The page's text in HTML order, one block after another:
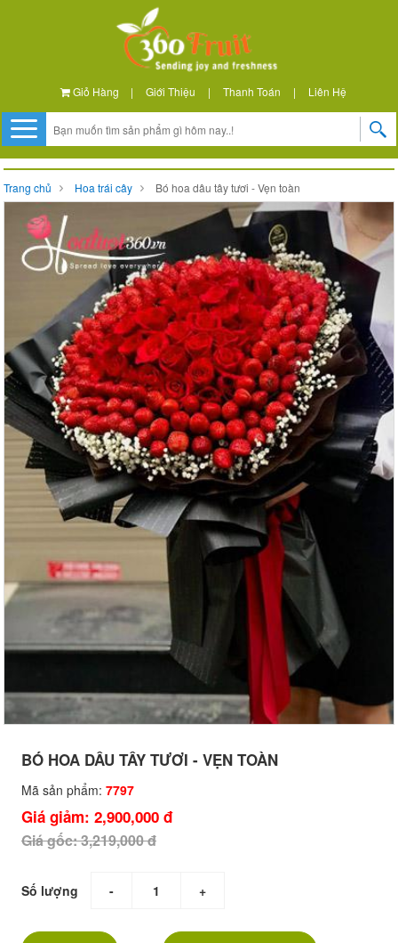
Giỏ Hàng | Giới Thiệu | Thanh Toán | Liên Hệ
Trang chủ Hoa trái cây Bó hoa dâu tây tươi - Vẹn toàn
BÓ HOA DÂU TÂY TƯƠI - VẸN TOÀN
Mã sản phẩm: 7797
Giá giảm: 2,900,000 đ
Giá gốc: 3,219,000 đ
Số lượng - +